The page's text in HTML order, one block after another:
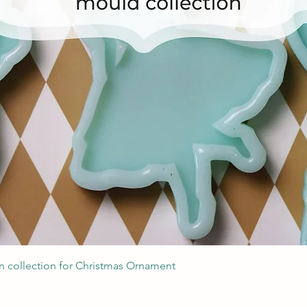
Podgląd
collection for Christmas Ornament